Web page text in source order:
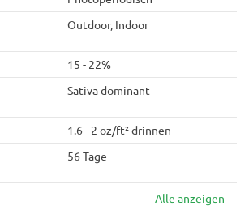
Outdoor, Indoor
15 - 22%
Sativa dominant
1.6 - 2 oz/ft² drinnen
56 Tage
Alle anzeigen